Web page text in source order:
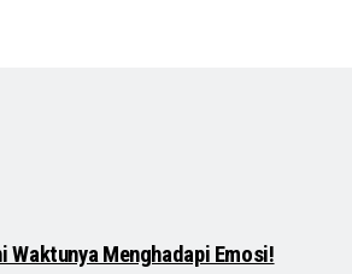
Menghadapi Emosi!